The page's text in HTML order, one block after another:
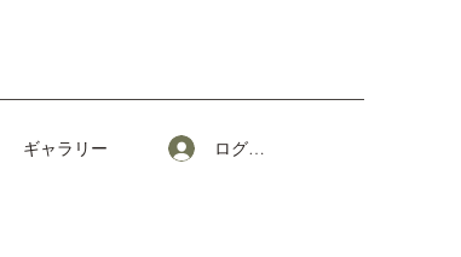
ギャラリー ログイン